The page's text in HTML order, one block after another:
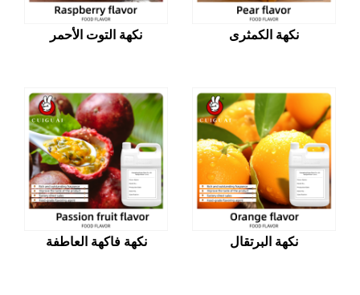
نكهة التوت الأحمر نكهة الكمثرى
نكهة فاكهة العاطفة نكهة البرتقال